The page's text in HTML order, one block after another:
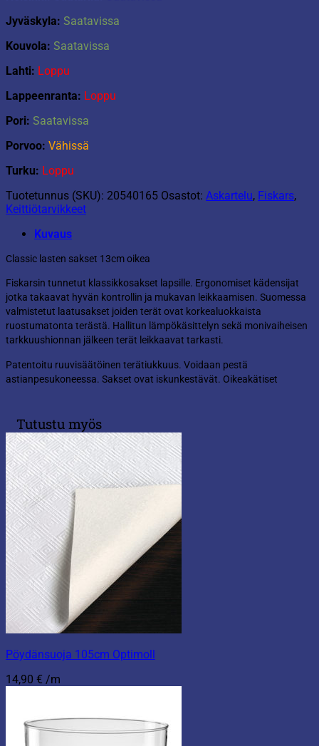
Jyväskyla: Saatavissa
Kouvola: Saatavissa
Lahti: Loppu
Lappeenranta: Loppu
Pori: Saatavissa
Porvoo: Vähissä
Turku: Loppu
Tuotetunnus (SKU): 20540165 Osastot: Askartelu, Fiskars,
Keittiötarvikkeet
Kuvaus
Classic lasten sakset 13cm oikea
Fiskarsin tunnetut klassikkosakset lapsille. Ergonomiset kädensijat
jotka takaavat hyvän kontrollin ja mukavan leikkaamisen. Suomessa
valmistetut laatusakset joiden terät ovat korkealuokkaista
ruostumatonta terästä. Hallitun lämpökäsittelyn sekä monivaiheisen
tarkkuushionnan jälkeen terät leikkaavat tarkasti.
Patentoitu ruuvisäätöinen terätiukkuus. Voidaan pestä
astianpesukoneessa. Sakset ovat iskunkestävät. Oikeakätiset
Tutustu myös
Pöydänsuoja 105cm Optimoll
14,90 € /m